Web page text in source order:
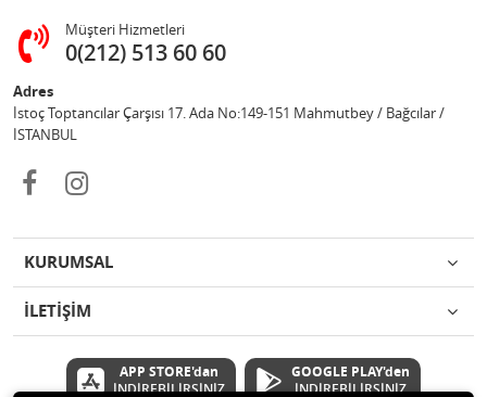
Müşteri Hizmetleri
0(212) 513 60 60
Adres
İstoç Toptancılar Çarşısı 17. Ada No:149-151 Mahmutbey / Bağcılar /
İSTANBUL
KURUMSAL
İLETİŞİM
APP STORE'dan
İNDİREBİLİRSİNİZ
GOOGLE PLAY'den
İNDİREBİLİRSİNİZ